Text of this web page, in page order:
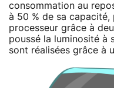
consommation au
à 50 % de sa capacité,
processeur grâce à
poussé la luminosité à
sont réalisées grâce à